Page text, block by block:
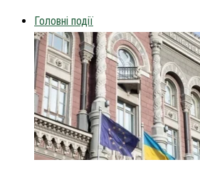
Головні події